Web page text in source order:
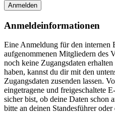
Anmelden
Anmeldeinformationen
Eine Anmeldung für den internen
aufgenommenen Mitgliedern des
noch keine Zugangsdaten
haben, kannst du dir mit den
Zugangsdaten zusenden lassen.
eingetragene und freigeschaltete
sicher bist, ob deine Daten schon
bitte an deinen Standesführer oder